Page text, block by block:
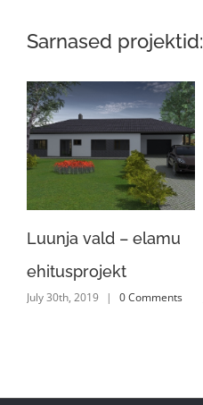
Sarnased projektid:
Luunja vald – elamu
ehitusprojekt
July 30th, 2019 | 0 Comments